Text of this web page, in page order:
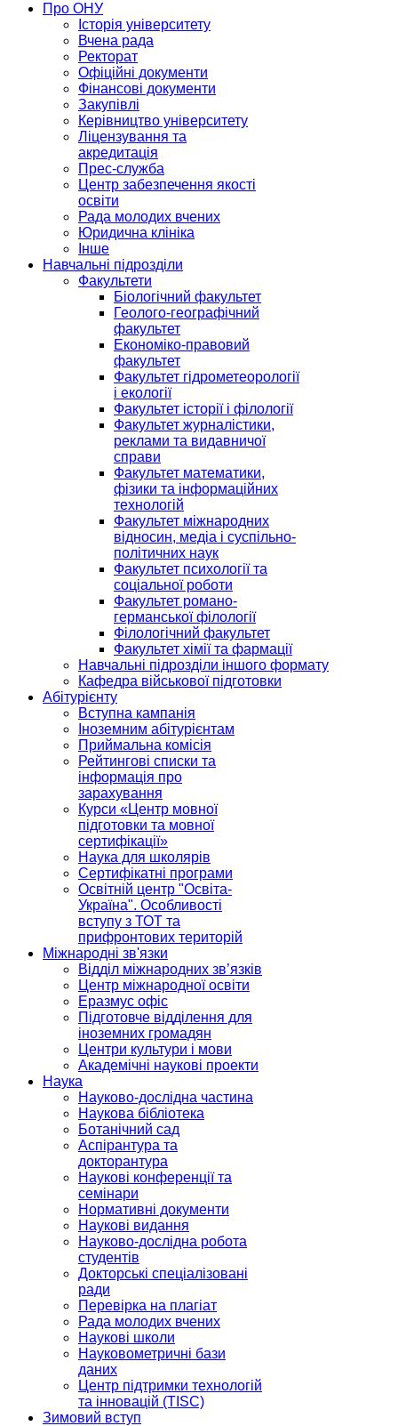
Про ОНУ
Історія університету
Вчена рада
Ректорат
Офіційні документи
Фінансові документи
Закупівлі
Керівництво університету
Ліцензування та
акредитація
Прес-служба
Центр забезпечення якості
освіти
Рада молодих вчених
Юридична клініка
Інше
Навчальні підрозділи
Факультети
Біологічний факультет
Геолого-географічний
факультет
Економіко-правовий
факультет
Факультет гідрометеорології
і екології
Факультет історії і філології
Факультет журналістики,
реклами та видавничої
справи
Факультет математики,
фізики та інформаційних
технологій
Факультет міжнародних
відносин, медіа і суспільно-
політичних наук
Факультет психології та
соціальної роботи
Факультет романо-
германської філології
Філологічний факультет
Факультет хімії та фармації
Навчальні підрозділи іншого формату
Кафедра військової підготовки
Абітурієнту
Вступна кампанія
Іноземним абітурієнтам
Приймальна комісія
Рейтингові списки та
інформація про
зарахування
Курси «Центр мовної
підготовки та мовної
сертифікації»
Наука для школярів
Сертифікатні програми
Освітній центр "Освіта-
Україна". Особливості
вступу з ТОТ та
прифронтових територій
Міжнародні зв'язки
Відділ міжнародних зв’язків
Центр міжнародної освіти
Еразмус офіс
Підготовче відділення для
іноземних громадян
Центри культури і мови
Академічні наукові проекти
Наука
Науково-дослідна частина
Наукова бібліотека
Ботанічний сад
Аспірантура та
докторантура
Наукові конференції та
семінари
Нормативні документи
Наукові видання
Науково-дослідна робота
студентів
Докторські спеціалізовані
ради
Перевірка на плагіат
Рада молодих вчених
Наукові школи
Науковометричні бази
даних
Центр підтримки технологій
та інновацій (TISC)
Зимовий вступ